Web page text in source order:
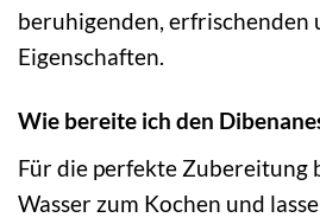
beruhigenden, erfrischenden
Eigenschaften.
Wie bereite ich den
Für die perfekte Zubereitung
Wasser zum Kochen und